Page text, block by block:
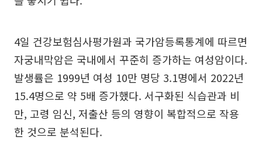
4일 건강보험심사평가원과 국가암등록통계에 따르면
자궁내막암은 국내에서 꾸준히 증가하는 여성암이다.
발생률은 1999년 여성 10만 명당 3.1명에서 2022년
15.4명으로 약 5배 증가했다. 서구화된 식습관과 비
만, 고령 임신, 저출산 등의 영향이 복합적으로 작용
한 것으로 분석된다.